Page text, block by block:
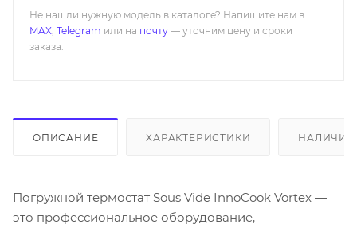
Не нашли нужную модель в каталоге? Напишите нам в
MAX, Telegram или на почту — уточним цену и сроки
заказа.
ОПИСАНИЕ ХАРАКТЕРИСТИКИ НАЛИЧИЕ
Погружной термостат Sous Vide InnoCook Vortex —
это профессиональное оборудование,